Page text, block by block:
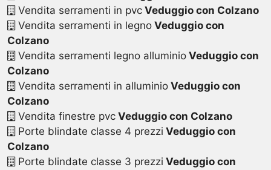
Vendita serramenti in pvcVeduggio con Colzano
Vendita serramenti in legnoVeduggio con
Colzano
Vendita serramenti legno alluminioVeduggio con
Colzano
Vendita serramenti in alluminioVeduggio con
Colzano
Vendita finestre pvcVeduggio con Colzano
Porte blindate classe 4 prezzi Veduggio con
Colzano
Porte blindate classe 3 prezzi Veduggio con